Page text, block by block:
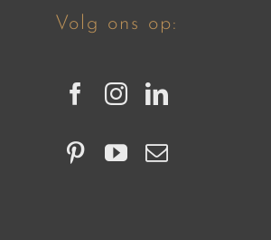
Volg ons op: